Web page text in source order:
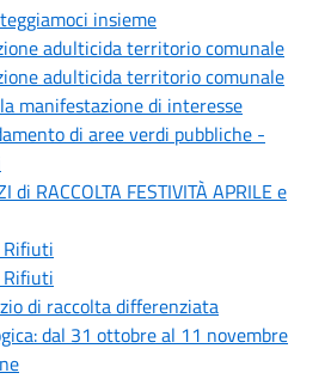
insieme
adulticida territorio comunale
adulticida territorio comunale
manifestazione di interesse
di aree verdi pubbliche -
di RACCOLTA FESTIVITÀ APRILE e
Rifiuti
Rifiuti
di raccolta differenziata
dal 31 ottobre al 11 novembre